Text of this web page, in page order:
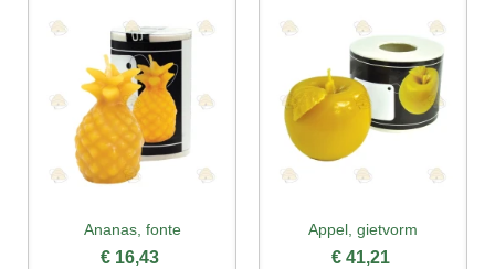
Ananas, fonte
€ 16,43
Appel, gietvorm
€ 41,21